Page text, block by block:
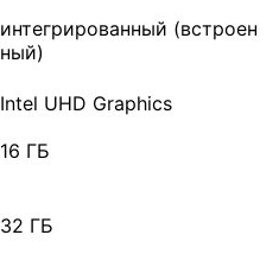
интегрированный (встроен
ный)
Intel UHD Graphics
16 ГБ
32 ГБ